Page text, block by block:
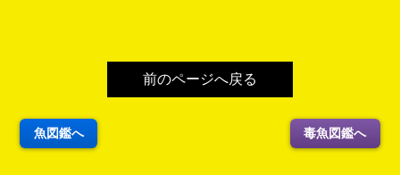
前のページへ戻る
魚図鑑へ 毒魚図鑑へ